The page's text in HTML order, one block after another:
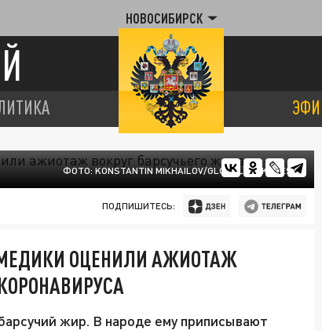
НОВОСИБИРСК
ФОТО: KONSTANTIN MIKHAILOV/GLOBALLOOKPRESS
ПОДПИШИТЕСЬ:
МЕДИКИ ОЦЕНИЛИ АЖИОТАЖ
жир. В народе ему приписывают